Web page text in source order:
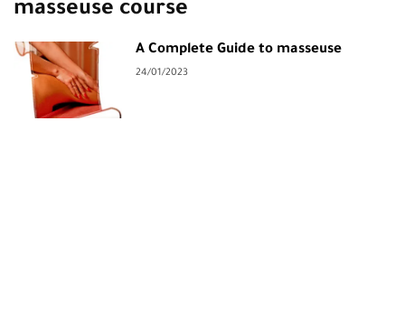
masseuse course
A Complete Guide to masseuse
24/01/2023